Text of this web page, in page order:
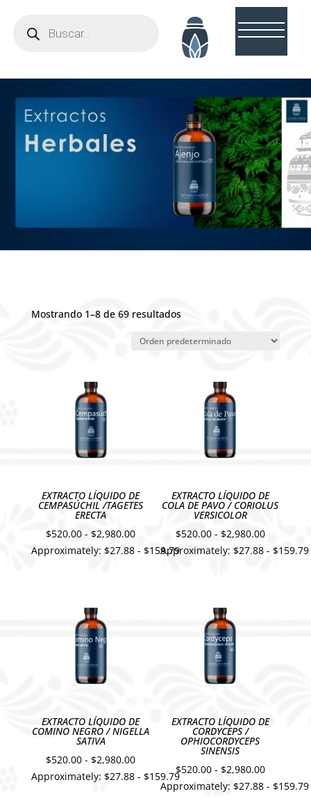
productos
Mostrando 1–8 de 69 resultados
EXTRACTO LÍQUIDO DE
CEMPASÚCHIL /TAGETES
ERECTA
$520.00 - $2,980.00Rango
de
Approximately: $27.88 - $159.79
EXTRACTO LÍQUIDO DE
COLA DE PAVO / CORIOLUS
VERSICOLOR
$520.00 - $2,980.00Rango
de
Approximately: $27.88 - $159.79
EXTRACTO LÍQUIDO DE
COMINO NEGRO / NIGELLA
SATIVA
$520.00 - $2,980.00Rango
de
precios:
Approximately: $27.88 - $159.79
EXTRACTO LÍQUIDO DE
CORDYCEPS /
OPHIOCORDYCEPS
SINENSIS
$520.00 - $2,980.00Rango
de
Approximately: $27.88 - $159.79